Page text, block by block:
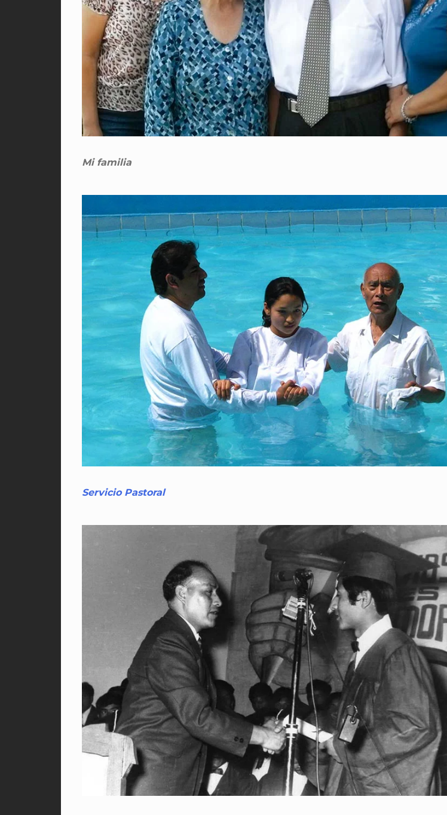
Mi familia
Servicio Pastoral